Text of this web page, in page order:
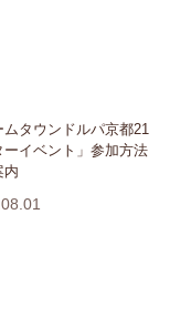
ムタウンドルパ京都21
ーイベント」参加方法
内